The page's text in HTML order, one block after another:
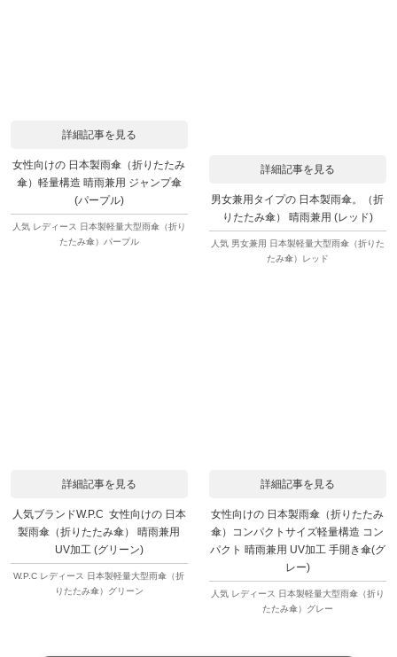
詳細記事を見る
女性向けの 日本製雨傘（折りたたみ
傘）軽量構造 晴雨兼用 ジャンプ傘
(パープル)
人気 レディース 日本製軽量大型雨傘（折り
たたみ傘）パープル
詳細記事を見る
男女兼用タイプの 日本製雨傘。（折
りたたみ傘） 晴雨兼用 (レッド)
人気 男女兼用 日本製軽量大型雨傘（折りた
たみ傘）レッド
詳細記事を見る
人気ブランドW.P.C 女性向けの 日本
製雨傘（折りたたみ傘） 晴雨兼用
UV加工 (グリーン)
W.P.C レディース 日本製軽量大型雨傘（折
りたたみ傘）グリーン
詳細記事を見る
女性向けの 日本製雨傘（折りたたみ
傘）コンパクトサイズ軽量構造 コン
パクト 晴雨兼用 UV加工 手開き傘(グ
レー)
人気 レディース 日本製軽量大型雨傘（折り
たたみ傘）グレー